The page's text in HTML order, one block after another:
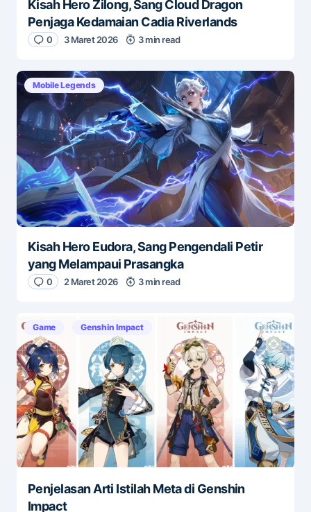
Kisah Hero Zilong, Sang Cloud Dragon
Penjaga Kedamaian Cadia Riverlands
0 3 Maret 2026 3 min read
Mobile Legends
Kisah Hero Eudora, Sang Pengendali Petir
yang Melampaui Prasangka
0 2 Maret 2026 3 min read
Game Genshin Impact
Penjelasan Arti Istilah Meta di Genshin
Impact